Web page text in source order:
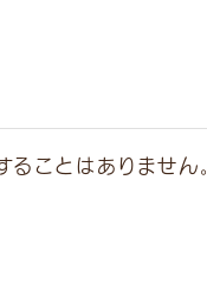
ることはありません。